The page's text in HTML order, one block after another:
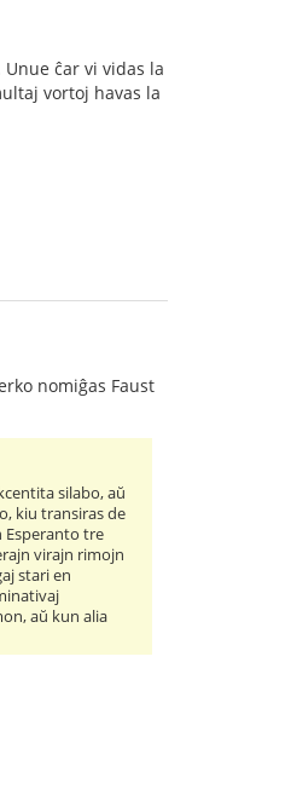
ĉar vi vidas la
vortoj havas la
nomiĝas Faust
silabo, aŭ
kiu transiras de
Esperanto tre
virajn rimojn
stari en
aŭ kun alia